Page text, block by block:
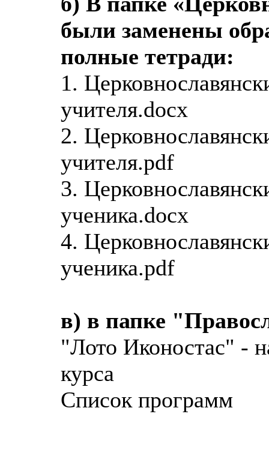
были заменены
полные тетради:
1.
учителя.docx
2.
учителя.pdf
3.
ученика.docx
4.
ученика.pdf
в) в папке
"Лото Иконостас" -
курса
Список программ